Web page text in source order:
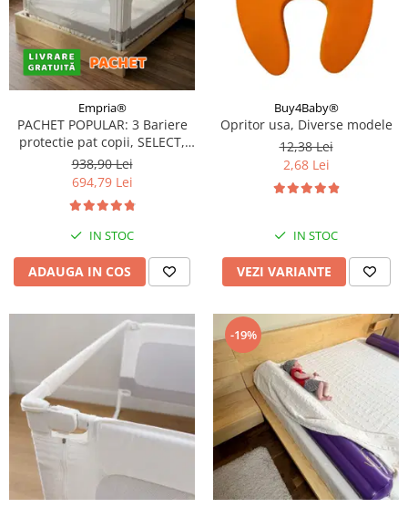
Empria®
PACHET POPULAR: 3 Bariere
protectie pat copii, SELECT,
160x200 cm
938,90 Lei
694,79 Lei
IN STOC
ADAUGA IN COS
Buy4Baby®
Opritor usa, Diverse modele
12,38 Lei
2,68 Lei
IN STOC
VEZI VARIANTE
-19%